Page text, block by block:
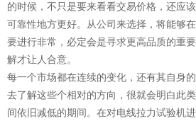
的时候，不只是要来看看交易价格，还应
可靠性地方更好。从公司来选择，将能够
要进行非常，必定会是寻求更高品质的重
解才让人合意。
每一个市场都在连续的变化，还有其自身
去了解这些个相对的方向，很就会明白此
间依旧减低的期间。在对电线拉力试验机